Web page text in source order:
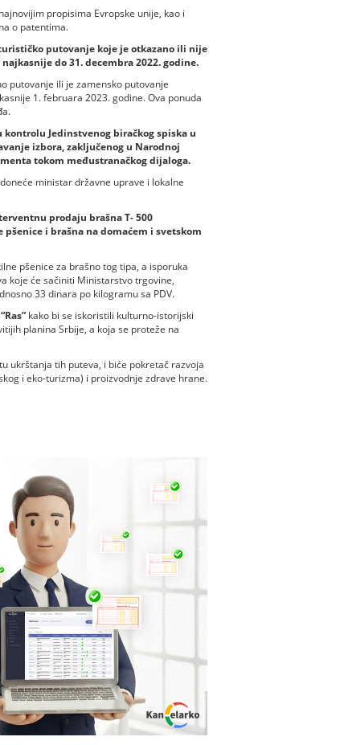
propisima Evropske unije, kao i
o patentima.
putovanje koje je otkazano ili nije
do 31. decembra 2022. godine.
putovanje ili je zamensko putovanje
1. februara 2023. godine. Ova ponuda
Jedinstvenog biračkog spiska u
izbora, zaključenog u Narodnoj
tokom međustranačkog dijaloga.
ministar državne uprave i lokalne
prodaju brašna T- 500
i brašna na domaćem i svetskom
pšenice za brašno tog tipa, a isporuka
koje će sačiniti Ministarstvo trgovine,
33 dinara po kilogramu sa PDV.
kako bi se iskoristili kulturno-istorijski
planina Srbije, a koja se proteže na
ukrštanja tih puteva, i biće pokretač razvoja
i eko-turizma) i proizvodnje zdrave hrane.